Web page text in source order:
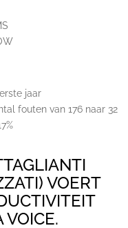
jaar
fouten van 176 naar 32
VOERT
VOICE.